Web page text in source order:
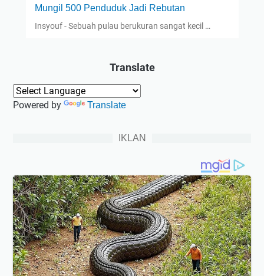
Mungil 500 Penduduk Jadi Rebutan
Insyouf - Sebuah pulau berukuran sangat kecil …
Translate
Powered by Translate
IKLAN